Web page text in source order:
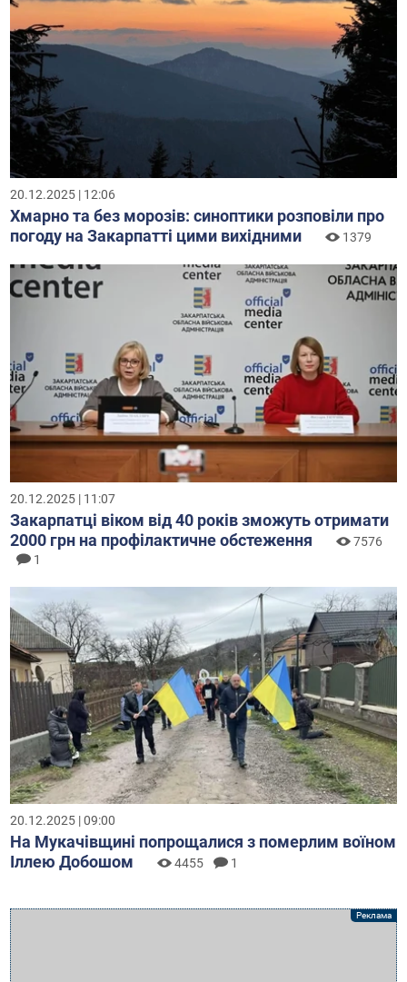
20.12.2025 | 12:06
Хмарно та без морозів: синоптики розповіли про
погоду на Закарпатті цими вихідними
1379
20.12.2025 | 11:07
Закарпатці віком від 40 років зможуть отримати
2000 грн на профілактичне обстеження
7576
1
20.12.2025 | 09:00
На Мукачівщині попрощалися з померлим воїном
Іллею Добошом
4455 1